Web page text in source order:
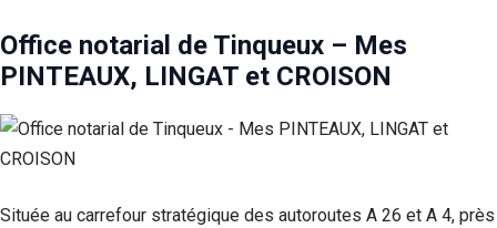
Office notarial de Tinqueux – Mes
PINTEAUX, LINGAT et CROISON
Située au carrefour stratégique des autoroutes A 26 et A 4, près
Nécessaire
Ces cookies ne
sont pas
sont
nécessaires au
fonctionnement